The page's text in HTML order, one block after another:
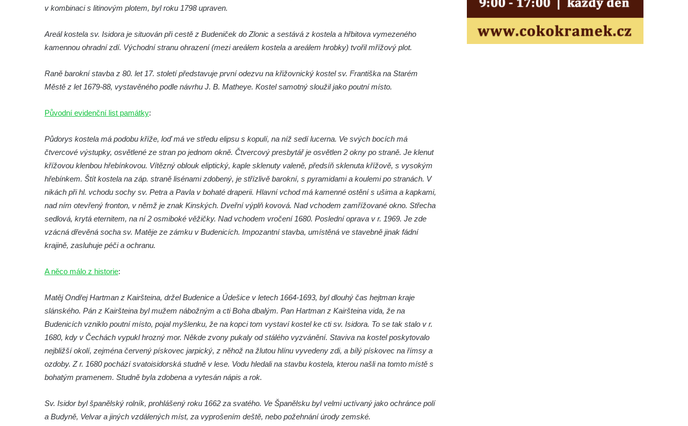
haněn a tupen
Cedronu
Křížová cesta Římov – IX. kaple – U
Křížová cesta Římov – VIII. kaple – Kristus
Křížová cesta Římov – VII. kaple – Políbení
Křížová cesta Římov – VI. kaple – Olivetská
hora (Getsemanská zahrada)
Křížová cesta Římov – V. kaple – Smutná
duše
Křížová cesta Římov – III. kaple – Stádní
brána
Křížová cesta Římov – II. kaple – Poslední
Křížová cesta Římov – I. kaple – Loučení
Márnice na hřbitově v Římově
Kaple Panny Marie v Horním Třeboníně
Kaple mezi Dolním Třebonínem a Horním
Třebonínem
Kaple v severní části Dolního Třebonína
v kombinaci s litinovým plotem, byl roku 1798 upraven.
Areál kostela sv. Isidora je situován při cestě z Budeniček do Zlonic a sestává z kostela a hřbitova vymezeného
kamennou ohradní zdí. Východní stranu ohrazení (mezi areálem kostela a areálem hrobky) tvořil mřížový plot.
Raně barokní stavba z 80. let 17. století představuje první odezvu na křižovnický kostel sv. Františka na Starém
Městě z let 1679-88, vystavěného podle návrhu J. B. Matheye. Kostel samotný sloužil jako poutní místo.
Původní evidenční list památky:
Půdorys kostela má podobu kříže, loď má ve středu elipsu s kopulí, na níž sedí lucerna. Ve svých bocích má
čtvercové výstupky, osvětlené ze stran po jednom okně. Čtvercový presbytář je osvětlen 2 okny po straně. Je klenut
křížovou klenbou hřebínkovou. Vítězný oblouk eliptický, kaple sklenuty valeně, předsíň sklenuta křížově, s vysokým
hřebínkem. Štít kostela na záp. straně lisénami zdobený, je střízlivě barokní, s pyramidami a koulemi po stranách. V
nikách při hl. vchodu sochy sv. Petra a Pavla v bohaté draperii. Hlavní vchod má kamenné ostění s ušima a kapkami,
nad ním otevřený fronton, v němž je znak Kinských. Dveřní výplň kovová. Nad vchodem zamřížované okno. Střecha
sedlová, krytá eternitem, na ní 2 osmiboké věžičky. Nad vchodem vročení 1680. Poslední oprava v r. 1969. Je zde
vzácná dřevěná socha sv. Matěje ze zámku v Budenicích. Impozantní stavba, umístěná ve stavebně jinak fádní
krajině, zasluhuje péči a ochranu.
A něco málo z historie:
Matěj Ondřej Hartman z Kairšteina, držel Budenice a Údešice v letech 1664-1693, byl dlouhý čas hejtman kraje
slánského. Pán z Kairšteina byl mužem nábožným a cti Boha dbalým. Pan Hartman z Kairšteina vida, že na
Budenicích vzniklo poutní místo, pojal myšlenku, že na kopci tom vystaví kostel ke cti sv. Isidora. To se tak stalo v r.
1680, kdy v Čechách vypukl hrozný mor. Někde zvony pukaly od stálého vyzvánění. Staviva na kostel poskytovalo
nejbližší okolí, zejména červený pískovec jarpický, z něhož na žlutou hlínu vyvedeny zdi, a bílý pískovec na římsy a
ozdoby. Z r. 1680 pochází svatoisidorská studně v lese. Vodu hledali na stavbu kostela, kterou našli na tomto místě s
bohatým pramenem. Studně byla zdobena a vytesán nápis a rok.
Sv. Isidor byl španělský rolník, prohlášený roku 1662 za svatého. Ve Španělsku byl velmi uctívaný jako ochránce polí
a Budyně, Velvar a jiných vzdálených míst, za vyprošením deště, nebo požehnání úrody zemské.